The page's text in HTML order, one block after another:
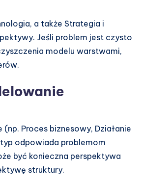
a także Strategia i
Jeśli problem jest czysto
modelu warstwami,
Proces biznesowy, Działanie
odpowiada problemom
być konieczna perspektywa
struktury.